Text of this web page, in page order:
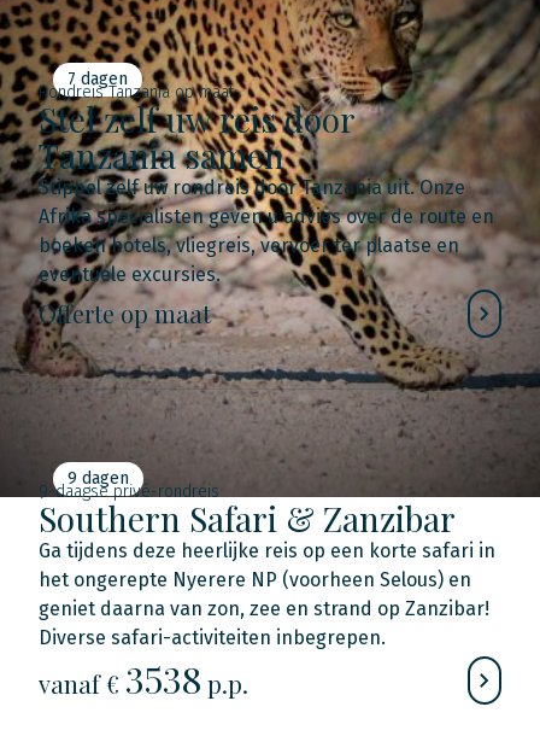
7 dagen
Rondreis Tanzania op maat
Stel zelf uw reis door
Tanzania samen
Stippel zelf uw rondreis door Tanzania uit. Onze
Afrika specialisten geven u advies over de route en
boeken hotels, vliegreis, vervoer ter plaatse en
eventuele excursies.
Offerte op maat
9 dagen
9-daagse privé-rondreis
Southern Safari & Zanzibar
Ga tijdens deze heerlijke reis op een korte safari in
het ongerepte Nyerere NP (voorheen Selous) en
geniet daarna van zon, zee en strand op Zanzibar!
Diverse safari-activiteiten inbegrepen.
vanaf € 3538 p.p.